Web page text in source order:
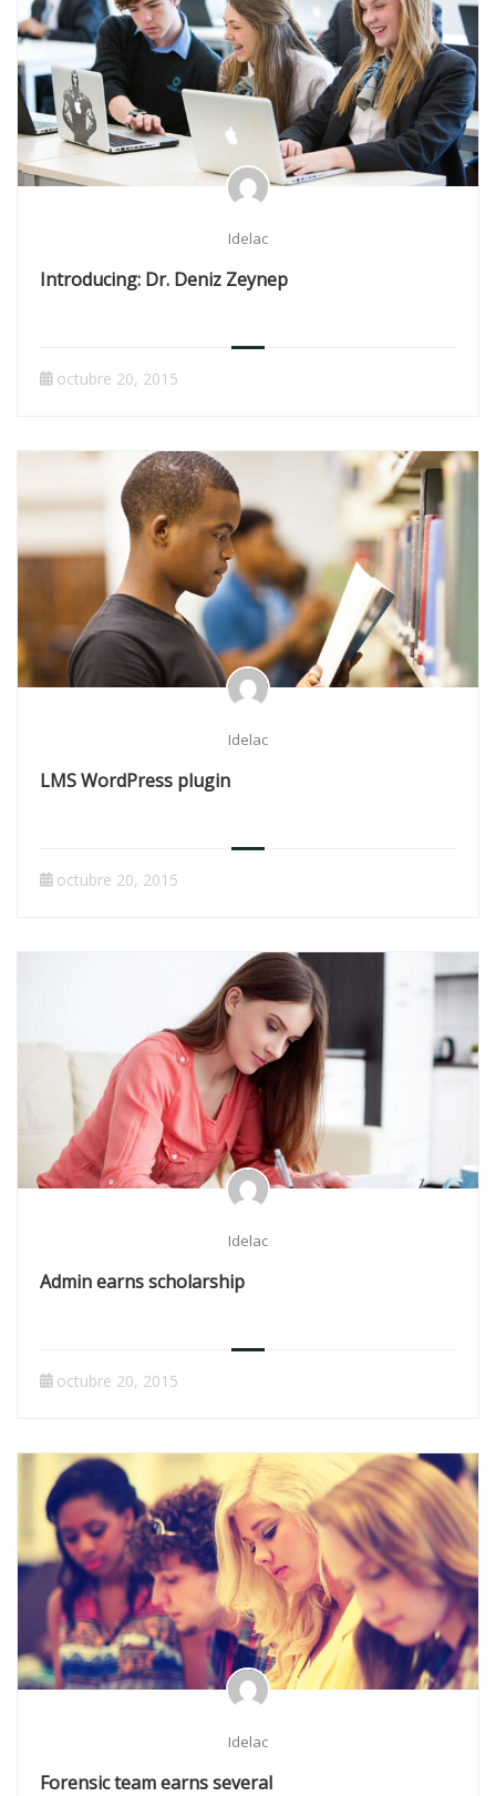
Idelac
Introducing: Dr. Deniz Zeynep
octubre 20, 2015
Idelac
LMS WordPress plugin
octubre 20, 2015
Idelac
Admin earns scholarship
octubre 20, 2015
Idelac
Forensic team earns several